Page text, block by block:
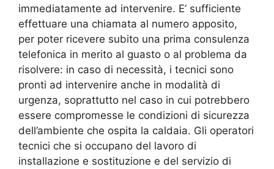
immediatamente ad intervenire. E’ sufficiente
effettuare una chiamata al numero apposito,
per poter ricevere subito una prima consulenza
telefonica in merito al guasto o al problema da
risolvere: in caso di necessità, i tecnici sono
pronti ad intervenire anche in modalità di
urgenza, soprattutto nel caso in cui potrebbero
essere compromesse le condizioni di sicurezza
dell’ambiente che ospita la caldaia. Gli operatori
tecnici che si occupano del lavoro di
installazione e sostituzione e del servizio di